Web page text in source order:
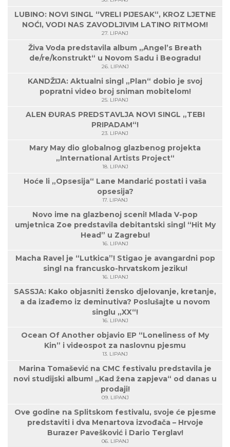
LUBINO: NOVI SINGL “VRELI PIJESAK“, KROZ LJETNE
NOĆI, VODI NAS ZAVODLJIVIM LATINO RITMOM!
27. LIPANJ
Živa Voda predstavila album „Angel’s Breath
de/re/konstrukt“ u Novom Sadu i Beogradu!
26. LIPANJ
KANDŽIJA: Aktualni singl „Plan“ dobio je svoj
popratni video broj sniman mobitelom!
25. LIPANJ
ALEN ĐURAS PREDSTAVLJA NOVI SINGL „TEBI
PRIPADAM“!
23. LIPANJ
Mary May dio globalnog glazbenog projekta
„International Artists Project“
18. LIPANJ
Hoće li „Opsesija“ Lane Mandarić postati i vaša
opsesija?
17. LIPANJ
Novo ime na glazbenoj sceni! Mlada V-pop
umjetnica Zoe predstavila debitantski singl “Hit My
Head” u Zagrebu!
16. LIPANJ
Macha Ravel je “Lutkica”! Stigao je avangardni pop
singl na francusko-hrvatskom jeziku!
16. LIPANJ
SASSJA: Kako objasniti žensko djelovanje, kretanje,
a da izađemo iz deminutiva? Poslušajte u novom
singlu „XX“!
16. LIPANJ
Ocean Of Another objavio EP “Loneliness of My
Kin” i videospot za naslovnu pjesmu
13. LIPANJ
Marina Tomašević na CMC festivalu predstavila je
novi studijski album! „Kad žena zapjeva“ od danas u
prodaji!
09. LIPANJ
Ove godine na Splitskom festivalu, svoje će pjesme
predstaviti i dva Menartova izvođača – Hrvoje
Burazer Pavešković i Dario Terglav!
06. LIPANJ